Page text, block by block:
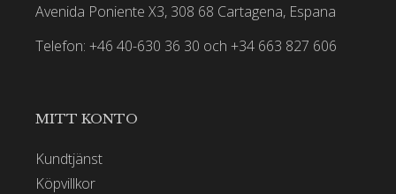
Avenida Poniente X3, 308 68 Cartagena, Espana
Telefon: +46 40-630 36 30 och +34 663 827 606
MITT KONTO
Kundtjänst
Köpvillkor